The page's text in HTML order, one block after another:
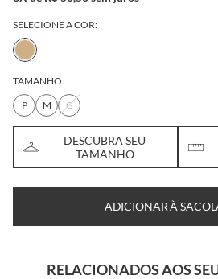
SELECIONE A COR:
TAMANHO:
P
M G
DESCUBRA SEU
TAMANHO
ADICIONAR À
RELACIONADOS AOS